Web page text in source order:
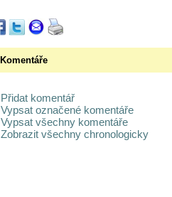
Komentáře
Přidat komentář
Vypsat označené komentáře
Vypsat všechny komentáře
Zobrazit všechny chronologicky